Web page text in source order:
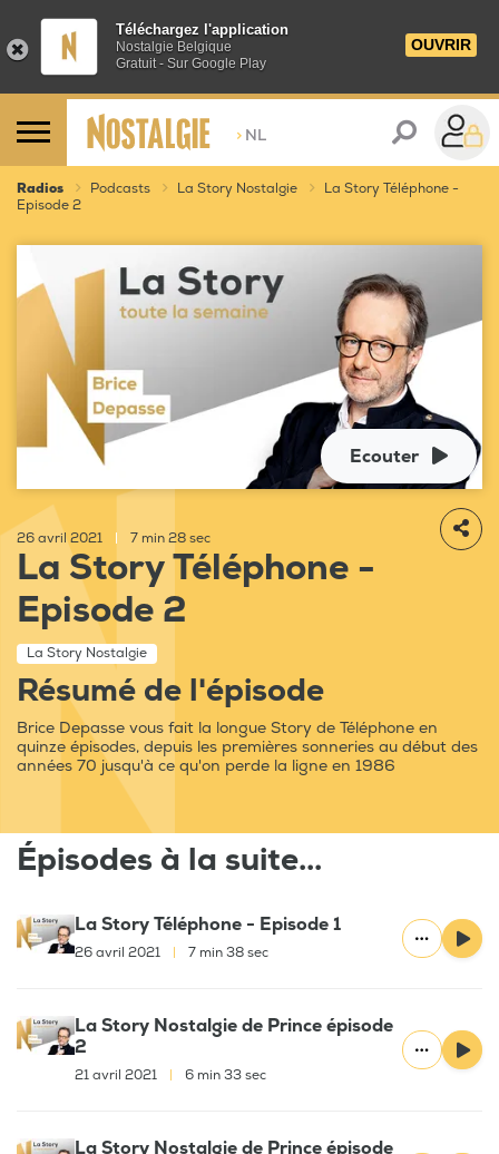
Téléchargez l'application
Nostalgie Belgique
Gratuit - Sur Google Play
OUVRIR
> NL
Radios Podcasts La Story Nostalgie
La Story Téléphone -
Episode 2
Ecouter
26 avril 2021 7 min 28 sec
La Story Téléphone -
Episode 2
La Story Nostalgie
Résumé de l'épisode
Brice Depasse vous fait la longue Story de Téléphone en
quinze épisodes, depuis les premières sonneries au début des
années 70 jusqu'à ce qu'on perde la ligne en 1986
Épisodes à la suite...
La Story Téléphone - Episode 1
26 avril 2021 7 min 38 sec
La Story Nostalgie de Prince épisode
2
21 avril 2021 6 min 33 sec
La Story Nostalgie de Prince épisode